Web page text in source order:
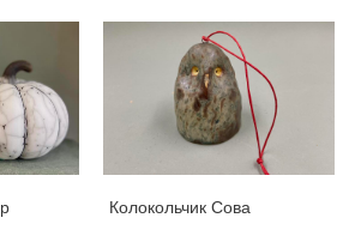
Колокольчик Сова